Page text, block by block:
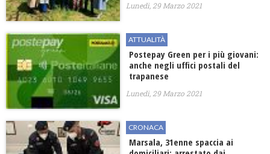
Lunedì, 29 Marzo 2021
ATTUALITÀ
Postepay Green per i più giovani:
anche negli uffici postali del
trapanese
Lunedì, 29 Marzo 2021
CRONACA
Marsala, 31enne spaccia ai